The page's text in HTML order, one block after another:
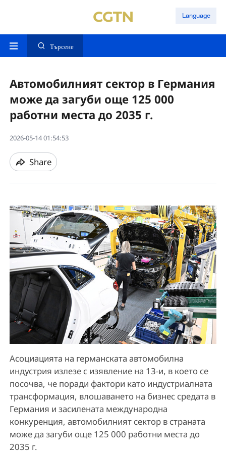
Language
Търсене
Автомобилният сектор в Германия
може да загуби още 125 000
работни места до 2035 г.
2026-05-14 01:54:53
Share
Асоциацията на германската автомобилна
индустрия излезе с изявление на 13-и, в което се
посочва, че поради фактори като индустриалната
трансформация, влошаването на бизнес средата в
Германия и засилената международна
конкуренция, автомобилният сектор в страната
може да загуби още 125 000 работни места до
2035 г.